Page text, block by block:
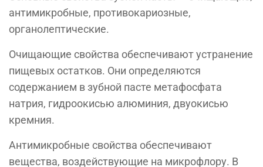
антимикробные, противокариозные,
органолептические.
Очищающие свойства обеспечивают устранение
пищевых остатков. Они определяются
содержанием в зубной пасте метафосфата
натрия, гидроокисью алюминия, двуокисью
кремния.
Антимикробные свойства обеспечивают
вещества, воздействующие на микрофлору. В